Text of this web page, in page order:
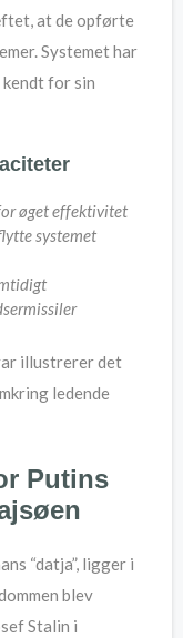
at de opførte
Systemet har
for sin
øget effektivitet
systemet
illustrerer det
ledende
Putins
“datja”, ligger i
blev
Stalin i